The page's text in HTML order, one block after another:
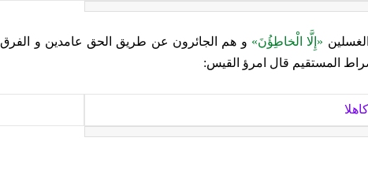
«إِلَّا الْخاطِؤُنَ» و هم الجائرون عن طريق الحق عامدين و
المستقيم قال امرؤ القيس: